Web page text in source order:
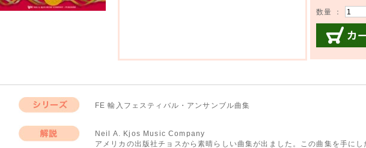
数量 ：
FE 輸入フェスティバル・アンサンブル曲集
Neil A. Kjos Music Company
アメリカの出版社チョスから素晴らしい曲集が出ました。この曲集を手にし